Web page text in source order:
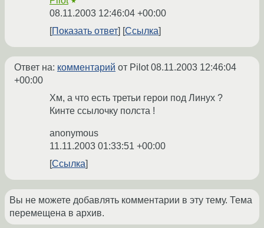
08.11.2003 12:46:04 +00:00
Показать ответ
Ссылка
Ответ на: комментарий от Pilot08.11.2003 12:46:04
+00:00
Хм, а что есть третьи герои под Линух ?
Кинте ссылочку полста !
anonymous
11.11.2003 01:33:51 +00:00
Ссылка
Вы не можете добавлять комментарии в эту тему. Тема
перемещена в архив.